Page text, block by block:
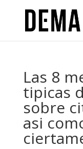
Las 8
tipicas
sobre
asi­